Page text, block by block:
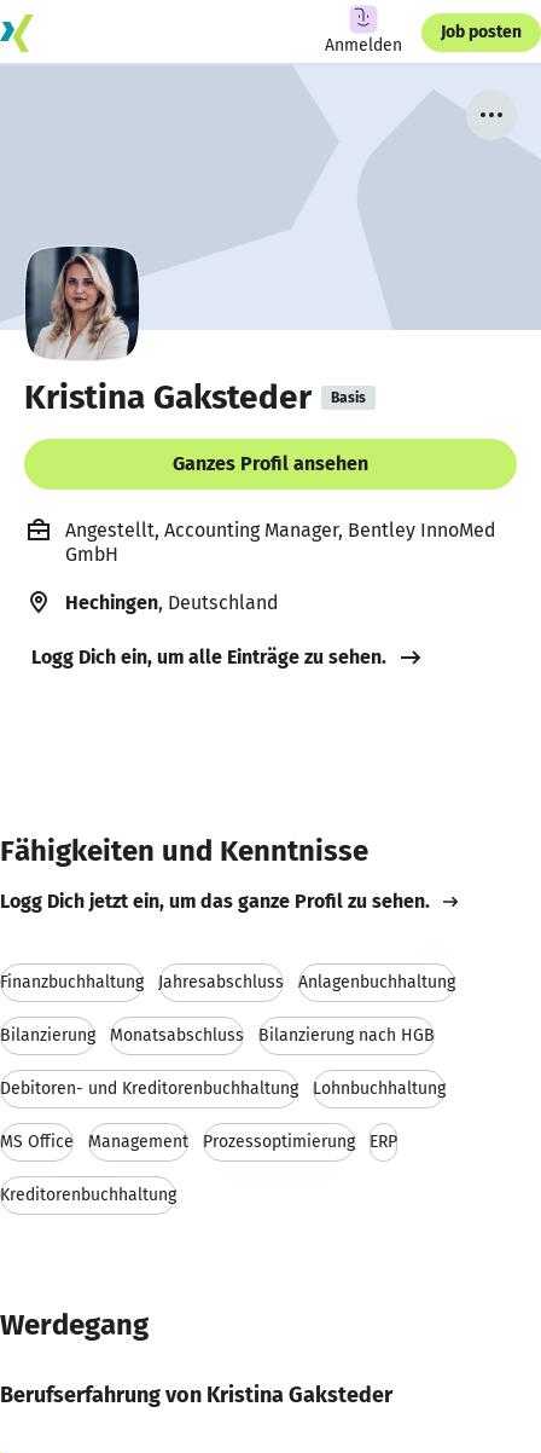
Anmelden
Job posten
Kristina Gaksteder Basis
Ganzes Profil ansehen
Angestellt, Accounting Manager, Bentley InnoMed
GmbH
Hechingen, Deutschland
Logg Dich ein, um alle Einträge zu sehen.
Fähigkeiten und Kenntnisse
Logg Dich jetzt ein, um das ganze Profil zu sehen.
Finanzbuchhaltung Jahresabschluss Anlagenbuchhaltung
Bilanzierung Monatsabschluss Bilanzierung nach HGB
Debitoren- und Kreditorenbuchhaltung Lohnbuchhaltung
MS Office Management Prozessoptimierung ERP
Kreditorenbuchhaltung
Werdegang
Berufserfahrung von Kristina Gaksteder